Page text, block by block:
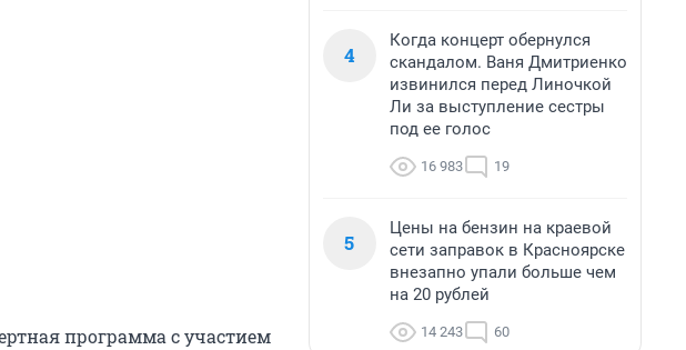
программа с участием
4
Когда концерт обернулся
скандалом. Ваня Дмитриенко
извинился перед Линочкой
Ли за выступление сестры
под ее голос
16 983 19
5
Цены на бензин на краевой
сети заправок в Красноярске
внезапно упали больше чем
на 20 рублей
14 243 60